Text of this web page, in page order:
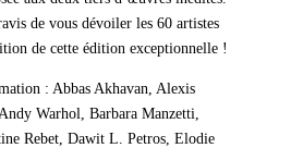
de vous dévoiler les 60 artistes
de cette édition exceptionnelle !
: Abbas Akhavan, Alexis
Warhol, Barbara Manzetti,
Rebet, Dawit L. Petros, Elodie